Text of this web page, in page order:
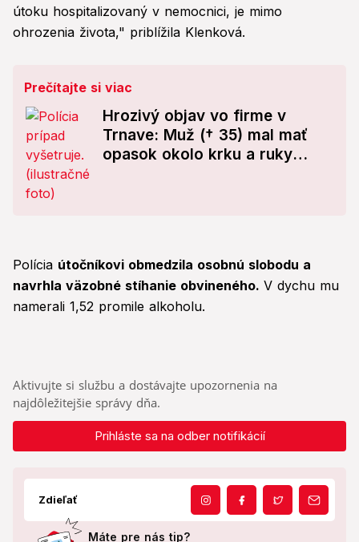
útoku hospitalizovaný v nemocnici, je mimo
ohrozenia života," priblížila Klenková.
Prečítajte si viac
Hrozivý objav vo firme v
Trnave: Muž († 35) mal mať
opasok okolo krku a ruky
Polícia útočníkovi obmedzila osobnú slobodu a
navrhla väzobné stíhanie obvineného. V dychu mu
namerali 1,52 promile alkoholu.
Aktivujte si službu a dostávajte upozornenia na
najdôležitejšie správy dňa.
Prihláste sa na odber notifikácií
Zdieľať
Máte pre nás tip?